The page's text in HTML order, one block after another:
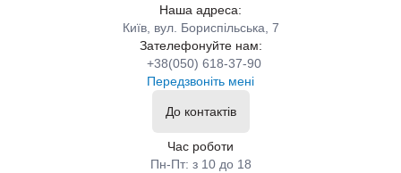
Наша адреса:
Київ, вул. Бориспільська, 7
Зателефонуйте нам:
+38(050) 618-37-90
Передзвоніть мені
До контактів
Час роботи
Пн-Пт: з 10 до 18